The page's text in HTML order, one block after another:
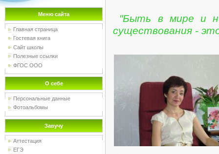
Меню сайта
Главная страница
Гостевая книга
Сайт школы
Полезные ссылки
ФГОС ООО
О себе
Персональные данные
Фотоальбомы
Завучу
Аттестация
ЕГЭ
"Быть в мире и
существования -